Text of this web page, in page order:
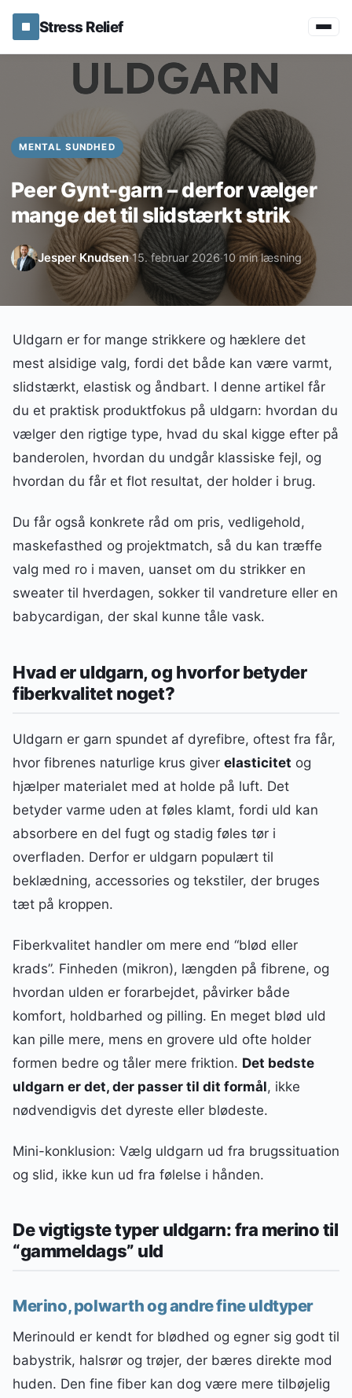
Stress Relief
MENTAL SUNDHED
Peer Gynt-garn – derfor vælger
mange det til slidstærkt strik
Jesper Knudsen·15. februar 2026·10 min læsning
Uldgarn er for mange strikkere og hæklere det
mest alsidige valg, fordi det både kan være varmt,
slidstærkt, elastisk og åndbart. I denne artikel får
du et praktisk produktfokus på uldgarn: hvordan du
vælger den rigtige type, hvad du skal kigge efter på
banderolen, hvordan du undgår klassiske fejl, og
hvordan du får et flot resultat, der holder i brug.
Du får også konkrete råd om pris, vedligehold,
maskefasthed og projektmatch, så du kan træffe
valg med ro i maven, uanset om du strikker en
sweater til hverdagen, sokker til vandreture eller en
babycardigan, der skal kunne tåle vask.
Hvad er uldgarn, og hvorfor betyder
fiberkvalitet noget?
Uldgarn er garn spundet af dyrefibre, oftest fra får,
hvor fibrenes naturlige krus giver elasticitet og
hjælper materialet med at holde på luft. Det
betyder varme uden at føles klamt, fordi uld kan
absorbere en del fugt og stadig føles tør i
overfladen. Derfor er uldgarn populært til
beklædning, accessories og tekstiler, der bruges
tæt på kroppen.
Fiberkvalitet handler om mere end “blød eller
krads”. Finheden (mikron), længden på fibrene, og
hvordan ulden er forarbejdet, påvirker både
komfort, holdbarhed og pilling. En meget blød uld
kan pille mere, mens en grovere uld ofte holder
formen bedre og tåler mere friktion. Det bedste
uldgarn er det, der passer til dit formål, ikke
nødvendigvis det dyreste eller blødeste.
Mini-konklusion: Vælg uldgarn ud fra brugssituation
og slid, ikke kun ud fra følelse i hånden.
De vigtigste typer uldgarn: fra merino til
“gammeldags” uld
Merino, polwarth og andre fine uldtyper
Merinould er kendt for blødhed og egner sig godt til
babystrik, halsrør og trøjer, der bæres direkte mod
huden. Den fine fiber kan dog være mere tilbøjelig